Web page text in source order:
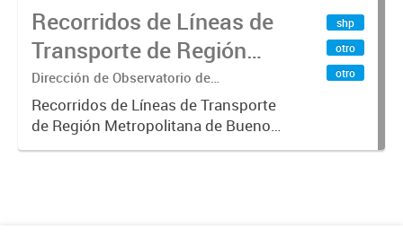
Recorridos de Líneas de
Transporte de Región
Metropolitana de
Buenos Aires (RMBA)
Dirección de Observatorio de
Transporte, Estudio y Sistemas
Recorridos de Líneas de Transporte
de Región Metropolitana de Buenos
Aires (RMBA).-
shp
otro
otro